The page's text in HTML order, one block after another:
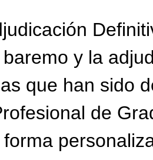
y la
que han sido
de